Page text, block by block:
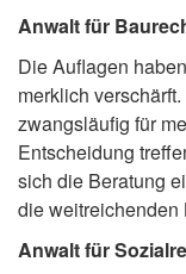
Anwalt für
Die Auflagen
merklich
zwangsläufig für
Entscheidung
sich die Beratung
die weitreichenden
Anwalt für